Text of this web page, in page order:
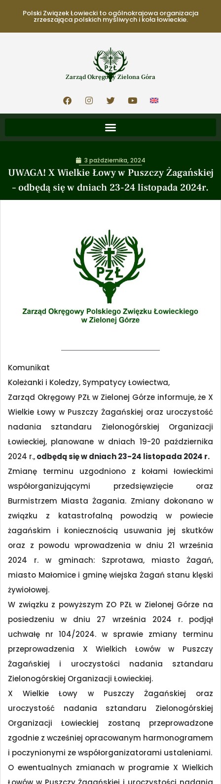
Polski Związek Łowiecki to ogólnokrajowa organizacja
zrzeszająca polskich myśliwych i koła łowieckie.
Zarząd Okręgowy Zielona Góra
UWAGA! X Wielkie Łowy w Puszczy Żagańskiej
– odbędą się w dniach 23-24 listopada 2024r.
3 października, 2024
Komunikat
Koleżanki i Koledzy, Sympatycy Łowiectwa,
Zarząd Okręgowy PZŁ w Zielonej Górze informuje, że X
Wielkie Łowy w Puszczy Żagańskiej oraz uroczystość
nadania sztandaru Zielonogórskiej Organizacji
Łowieckiej, planowane w dniach 19-20 października
2024 r.,odbędą się w dniach 23-24 listopada 2024 r.
Zmianę terminu uzgodniono z kołami łowieckimi
współorganizującymi przedsięwzięcie oraz
Burmistrzem Miasta Żagania. Zmiany dokonano w
związku z katastrofalną powodzią w powiecie
żagańskim i koniecznością usuwania jej skutków
oraz z powodu wprowadzenia w dniu 21 września
2024 r. w gminach: Szprotawa, miasto Żagań,
miasto Małomice i gminę wiejska Żagań stanu klęski
żywiołowej.
W związku z powyższym ZO PZŁ w Zielonej Górze na
posiedzeniu w dniu 27 września 2024 r. podjął
uchwałę nr 104/2024. w sprawie zmiany terminu
przeprowadzenia X Wielkich Łowów w Puszczy
Żagańskiej i uroczystości nadania sztandaru
Zielonogórskiej Organizacji Łowieckiej.
X Wielkie Łowy w Puszczy Żagańskiej oraz
uroczystość nadania sztandaru Zielonogórskiej
Organizacji Łowieckiej zostaną przeprowadzone
zgodnie z wcześniej opracowanym harmonogramem
i poczynionymi ze współorganizatorami ustaleniami.
O ewentualnych zmianach w programie X Wielkich